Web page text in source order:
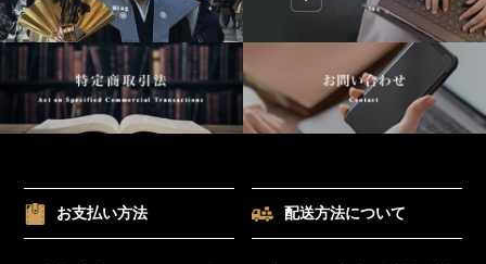
お支払い方法 配送方法について